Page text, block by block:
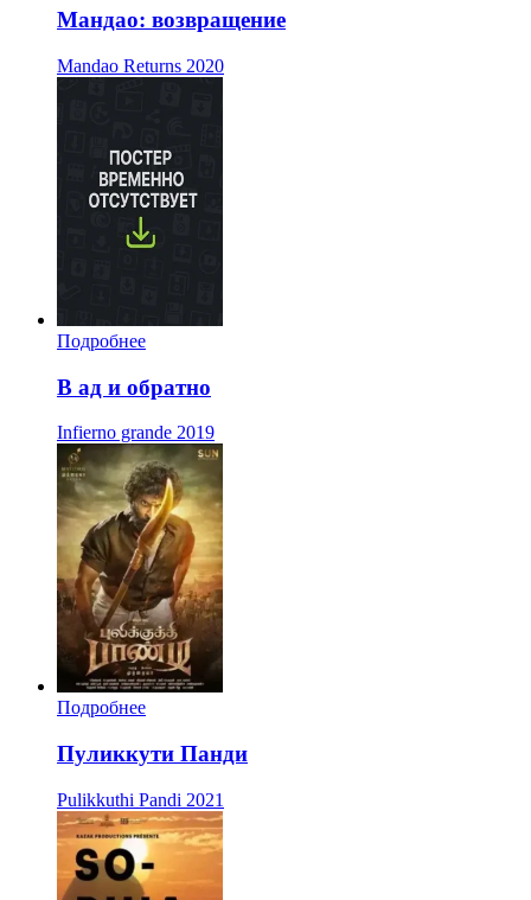
Мандао: возвращение
Mandao Returns 2020
Подробнее
В ад и обратно
Infierno grande 2019
Подробнее
Пуликкути Панди
Pulikkuthi Pandi 2021